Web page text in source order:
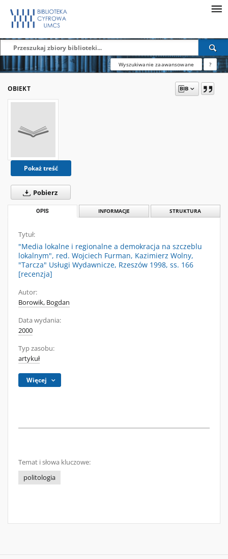
Wyszukiwanie zaawansowane ?
OBIEKT
Pokaż treść
Pobierz
OPIS INFORMACJE STRUKTURA
Tytuł:
"Media lokalne i regionalne a demokracja na szczeblu
lokalnym", red. Wojciech Furman, Kazimierz Wolny,
"Tarcza" Usługi Wydawnicze, Rzeszów 1998, ss. 166
[recenzja]
Autor:
Borowik, Bogdan
Data wydania:
2000
Typ zasobu:
artykuł
Więcej
Temat i słowa kluczowe:
politologia